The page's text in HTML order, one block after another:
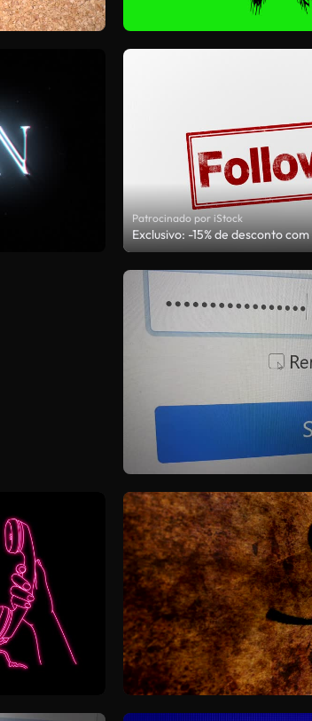
Patrocinado por iStock
Exclusivo: -15% de desconto